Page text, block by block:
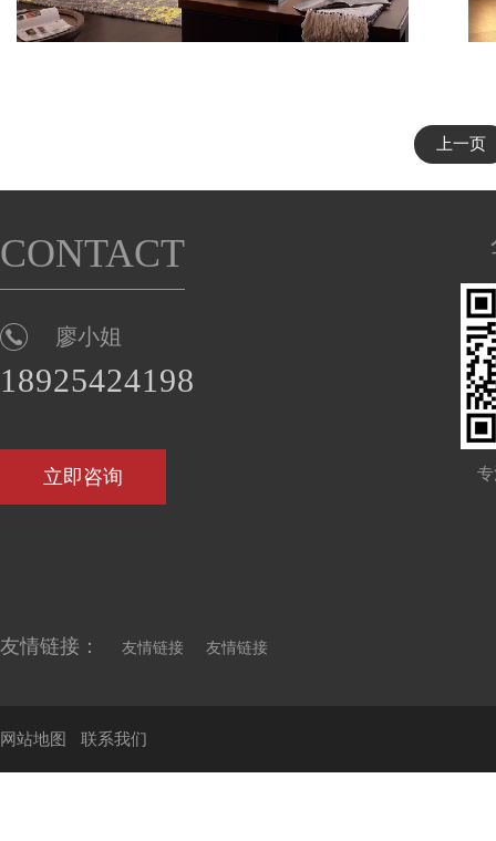
上一页
CONTACT
廖小姐
18925424198
立即咨询
友情链接： 友情链接 友情链接
网站地图 联系我们